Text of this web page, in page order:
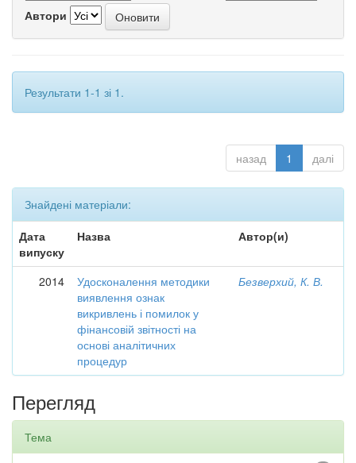
Автори
Результати 1-1 зі 1.
назад 1 далі
Знайдені матеріали:
Дата
випуску
Назва Автор(и)
2014
Удосконалення методики
виявлення ознак
викривлень і помилок у
фінансовій звітності на
основі аналітичних
процедур
Безверхий, К. В.
Перегляд
Тема